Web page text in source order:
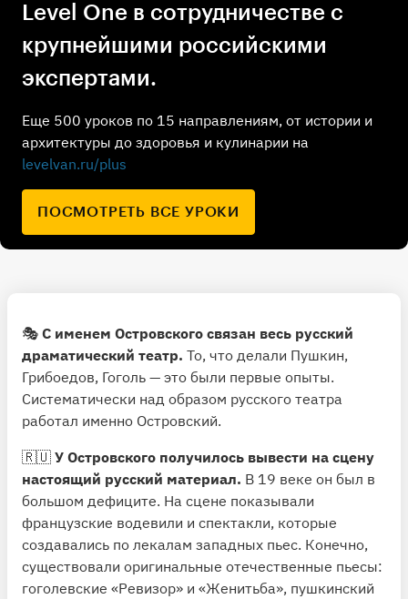
Level One в сотрудничестве с
крупнейшими российскими
экспертами.
Еще 500 уроков по 15 направлениям, от истории и
архитектуры до здоровья и кулинарии на
levelvan.ru/plus
ПОСМОТРЕТЬ ВСЕ УРОКИ
🎭 С именем Островского связан весь русский
драматический театр. То, что делали Пушкин,
Грибоедов, Гоголь — это были первые опыты.
Систематически над образом русского театра
работал именно Островский.
🇷🇺 У Островского получилось вывести на сцену
настоящий русский материал. В 19 веке он был в
большом дефиците. На сцене показывали
французские водевили и спектакли, которые
создавались по лекалам западных пьес. Конечно,
существовали оригинальные отечественные пьесы:
гоголевские «Ревизор» и «Женитьба», пушкинский